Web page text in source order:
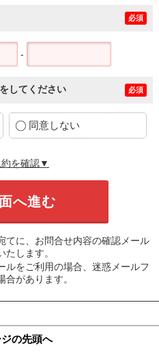
必須
-
してください 必須
同意しない
を確認▼
に、お問合せ内容の確認メール
たします。
をご利用の場合、迷惑メールフ
合があります。
の先頭へ